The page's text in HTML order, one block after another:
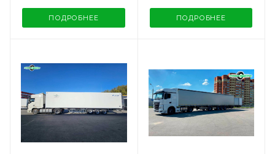
ПОДРОБНЕЕ ПОДРОБНЕЕ